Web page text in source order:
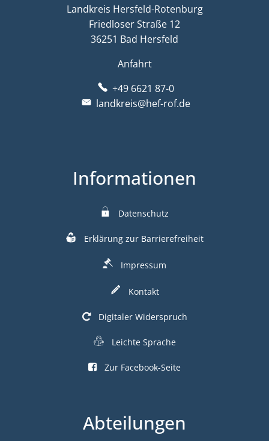
Landkreis Hersfeld-Rotenburg
Friedloser Straße 12
36251 Bad Hersfeld
Anfahrt
+49 6621 87-0
landkreis@hef-rof.de
Informationen
Datenschutz
Erklärung zur Barrierefreiheit
Impressum
Kontakt
Digitaler Widerspruch
Leichte Sprache
Zur Facebook-Seite
Abteilungen